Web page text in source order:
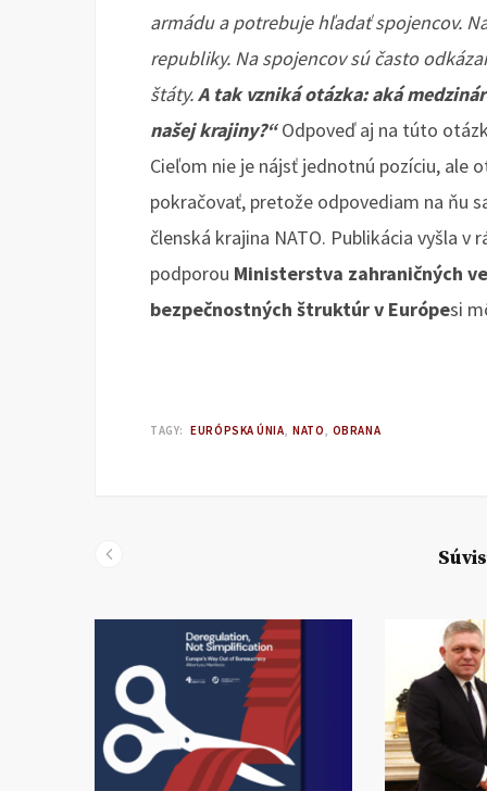
armádu a potrebuje hľadať spojencov.
republiky. Na spojencov sú často
štáty.A tak vzniká otázka: aká
našej krajiny?“Odpoveď aj na túto
Cieľom nie je nájsť jednotnú pozíciu, ale
pokračovať, pretože odpovediam na ňu
členská krajina NATO. Publikácia vyšla v
podporou Ministerstva zahraničných
bezpečnostných štruktúr v Európesi
TAGY: EURÓPSKA ÚNIA NATO OBRANA